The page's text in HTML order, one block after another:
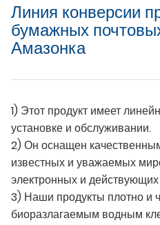
Линия конверсии
бумажных
Амазонка
1) Этот продукт имеет
установке и обслуживании.
2) Он оснащен
известных и уважаемых
электронных и
3) Наши продукты плотно и
биоразлагаемым водным